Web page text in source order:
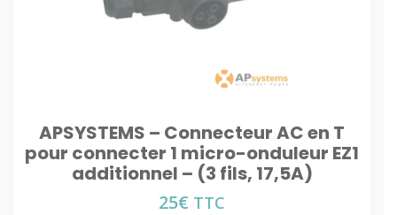
APSYSTEMS – Connecteur AC en T
pour connecter 1 micro-onduleur EZ1
additionnel – (3 fils, 17,5A)
25€ TTC